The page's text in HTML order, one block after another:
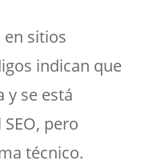
en sitios
indican que
y se está
pero
técnico.